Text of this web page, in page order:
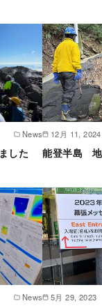
News
した
12月 11, 2024
能登半島
News 5月 29, 2023